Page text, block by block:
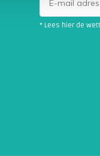
* Lees hier de